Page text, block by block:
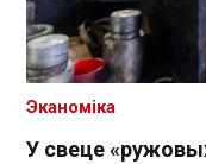
У свеце
Эканоміка